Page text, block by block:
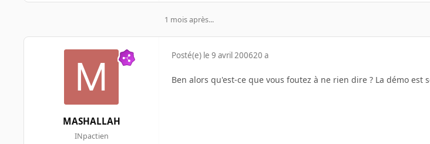
1 mois après...
MASHALLAH
INpactien
Posté(e) le 9 avril 200620 a
Ben alors qu'est-ce que vous foutez à ne rien dire ? La démo est